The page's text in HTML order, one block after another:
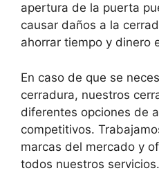
apertura de la puerta
causar daños a la
ahorrar tiempo y dinero
En caso de que se
cerradura, nuestros
diferentes opciones de
competitivos.
marcas del mercado y
todos nuestros servicios.